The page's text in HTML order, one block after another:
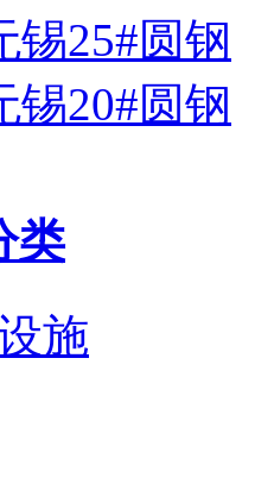
锡25#圆钢
锡20#圆钢
类
施